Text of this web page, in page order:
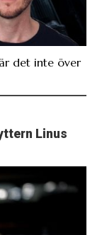
det inte över
Linus